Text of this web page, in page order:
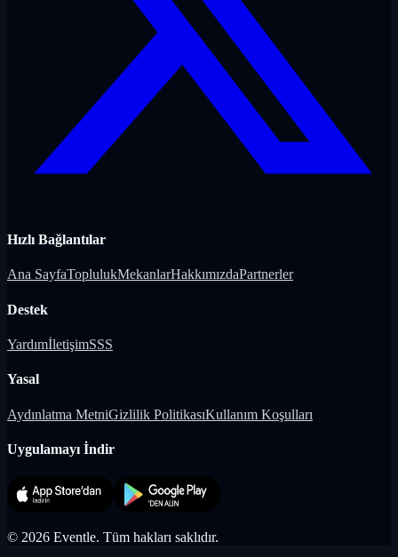
Hızlı Bağlantılar
Ana SayfaToplulukMekanlarHakkımızdaPartnerler
Destek
YardımİletişimSSS
Yasal
Aydınlatma MetniGizlilik PolitikasıKullanım Koşulları
Uygulamayı İndir
© 2026 Eventle. Tüm hakları saklıdır.